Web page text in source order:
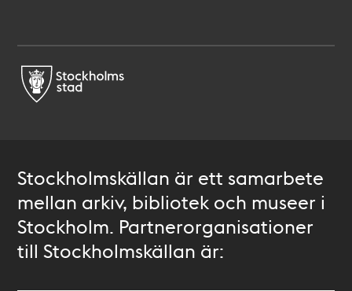
Stockholmskällan är ett samarbete
mellan arkiv, bibliotek och museer i
Stockholm. Partnerorganisationer
till Stockholmskällan är: